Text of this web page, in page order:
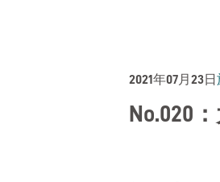
2021年07月23日
No.020